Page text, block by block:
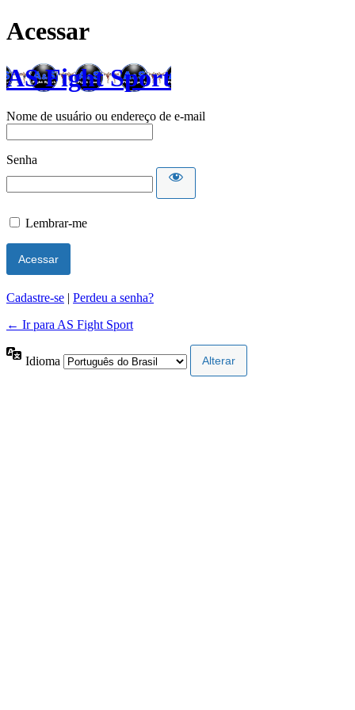
Acessar
AS Fight Sport
Nome de usuário ou endereço de e-mail
Senha
Lembrar-me
Cadastre-se | Perdeu a senha?
← Ir para AS Fight Sport
Idioma